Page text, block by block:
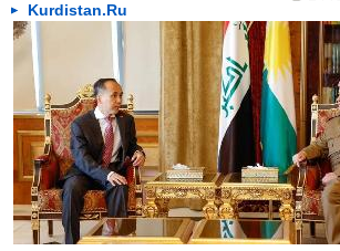
Kurdistan.Ru